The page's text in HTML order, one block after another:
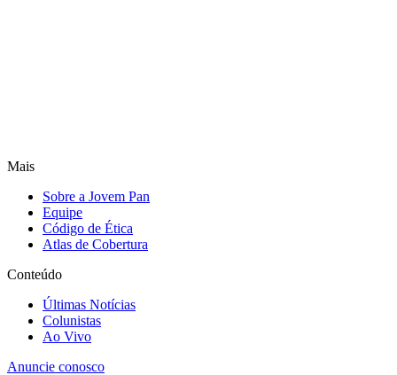
Mais
Sobre a Jovem Pan
Equipe
Código de Ética
Atlas de Cobertura
Conteúdo
Últimas Notícias
Colunistas
Ao Vivo
Anuncie conosco